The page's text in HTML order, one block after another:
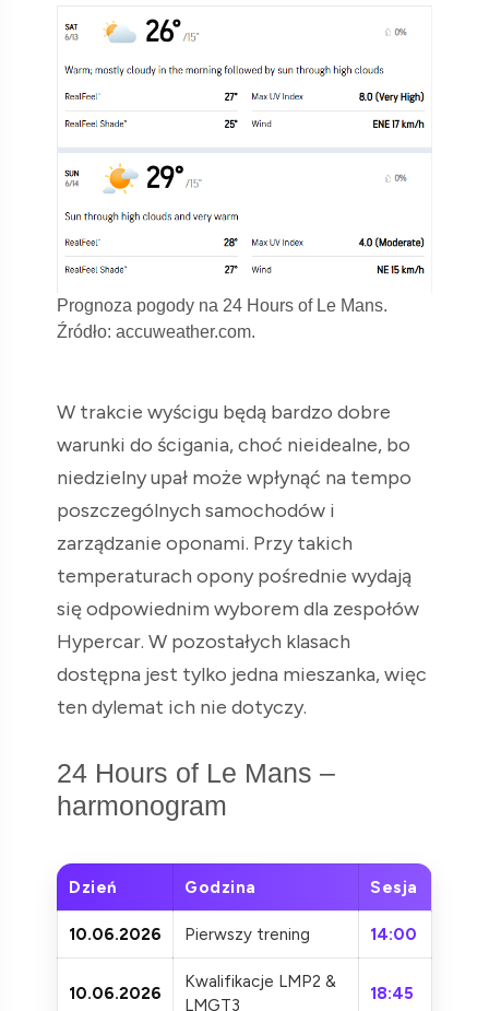
Prognoza pogody na 24 Hours of Le Mans.
Źródło: accuweather.com.
W trakcie wyścigu będą bardzo dobre
warunki do ścigania, choć nieidealne, bo
niedzielny upał może wpłynąć na tempo
poszczególnych samochodów i
zarządzanie oponami. Przy takich
temperaturach opony pośrednie wydają
się odpowiednim wyborem dla zespołów
Hypercar. W pozostałych klasach
dostępna jest tylko jedna mieszanka, więc
ten dylemat ich nie dotyczy.
24 Hours of Le Mans –
harmonogram
Dzień Godzina Sesja
10.06.2026 Pierwszy trening 14:00
10.06.2026
Kwalifikacje LMP2 &
LMGT3
18:45